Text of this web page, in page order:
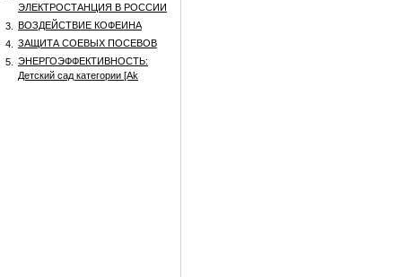
ЭЛЕКТРОСТАНЦИЯ В РОССИИ
3.
ВОЗДЕЙСТВИЕ КОФЕИНА
4.
ЗАЩИТА СОЕВЫХ ПОСЕВОВ
5.
ЭНЕРГОЭФФЕКТИВНОСТЬ:
Детский сад категории [Аk